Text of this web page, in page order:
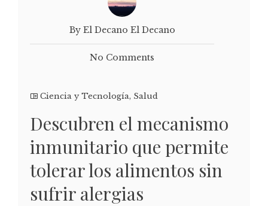
By El Decano El Decano
No Comments
Ciencia y Tecnología, Salud
Descubren el mecanismo
inmunitario que permite
tolerar los alimentos sin
sufrir alergias